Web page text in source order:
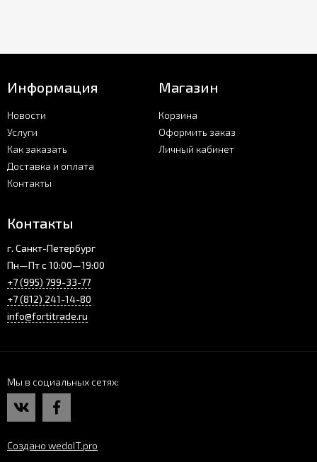
Информация
Новости
Услуги
Как заказать
Доставка и оплата
Контакты
Магазин
Корзина
Оформить заказ
Личный кабинет
Контакты
г. Санкт-Петербург
Пн—Пт с 10:00—19:00
+7 (995) 799-33-77
+7 (812) 241-14-80
info@fortitrade.ru
Мы в социальных сетях
Создано wedoIT.pro